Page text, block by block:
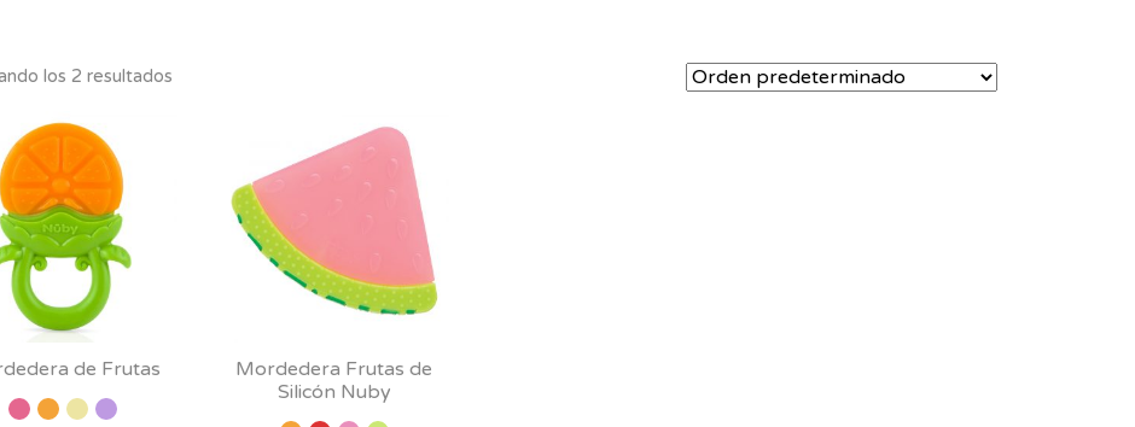
los 2 resultados
de Frutas
Mordedera Frutas de
Silicón Nuby